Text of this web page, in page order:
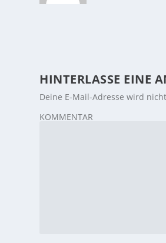
HINTERLASSE EINE
Deine E-Mail-Adresse wird
KOMMENTAR